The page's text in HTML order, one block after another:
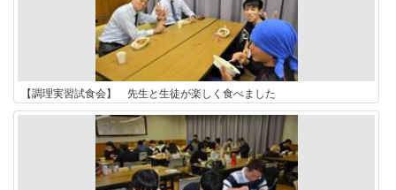
【調理実習試食会】 先生と生徒が楽しく食べました